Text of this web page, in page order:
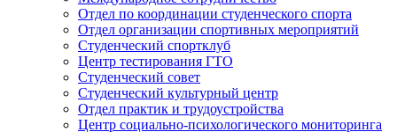
Отдел по координации студенческого спорта
Отдел организации спортивных мероприятий
Студенческий спортклуб
Центр тестирования ГТО
Студенческий совет
Студенческий культурный центр
Отдел практик и трудоустройства
Центр социально-психологического мониторинга